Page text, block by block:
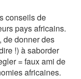
conseils de
pays africains.
de donner des
!) à saborder
= faux ami de
africaines.